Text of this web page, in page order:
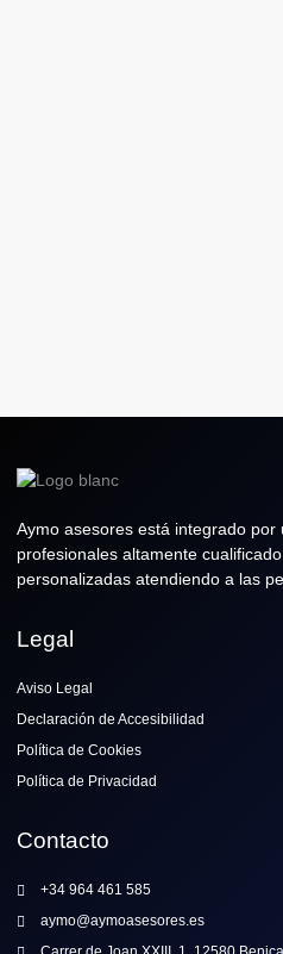
Aymo asesores está integrado
profesionales altamente
personalizadas atendiendo a las
Legal
Aviso Legal
Declaración de Accesibilidad
Política de Cookies
Política de Privacidad
Contacto
+34 964 461 585
aymo@aymoasesores.es